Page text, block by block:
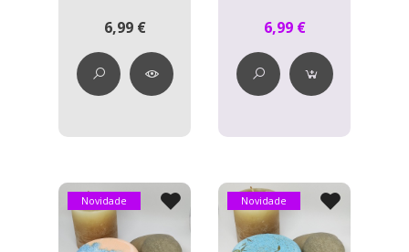
6,99 € 6,99 €
Novidade Novidade